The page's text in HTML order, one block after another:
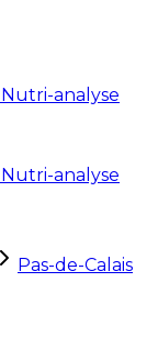
Nutri-analyse
Nutri-analyse
Pas-de-Calais